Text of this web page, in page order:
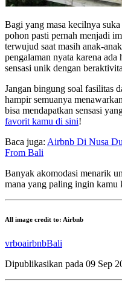
Bagi yang masa kecilnya
pohon pasti pernah menjadi
terwujud saat masih anak-
pengalaman nyata karena
sensasi unik dengan
Jangan bingung soal fasilitas
hampir semuanya
bisa mendapatkan sensasi
favorit kamu di sini!
Baca juga: Airbnb Di Nusa
From Bali
Banyak akomodasi menarik
mana yang paling ingin
All image credit to: Airbnb
vrboairbnbBali
Dipublikasikan pada 09 Sep